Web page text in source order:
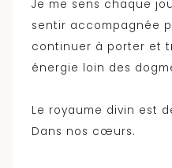
Je me sens chaque
sentir accompagnée
continuer à porter et
énergie loin des
Le royaume divin est
Dans nos cœurs.